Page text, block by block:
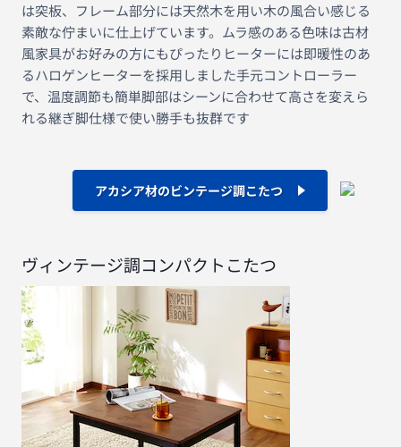
は突板、フレーム部分には天然木を用い木の風合い感じる
素敵な佇まいに仕上げています。ムラ感のある色味は古材
風家具がお好みの方にもぴったりヒーターには即暖性のあ
るハロゲンヒーターを採用しました手元コントローラー
で、温度調節も簡単脚部はシーンに合わせて高さを変えら
れる継ぎ脚仕様で使い勝手も抜群です
アカシア材のビンテージ調こたつ
ヴィンテージ調コンパクトこたつ